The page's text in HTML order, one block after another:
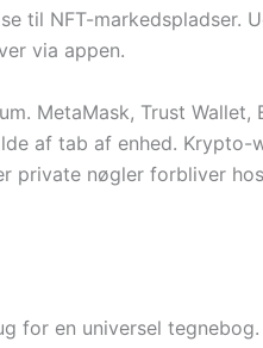
til NFT-markedspladser.
via appen.
MetaMask, Trust
af tab af enhed. Krypto-
private nøgler forbliver
for en universel